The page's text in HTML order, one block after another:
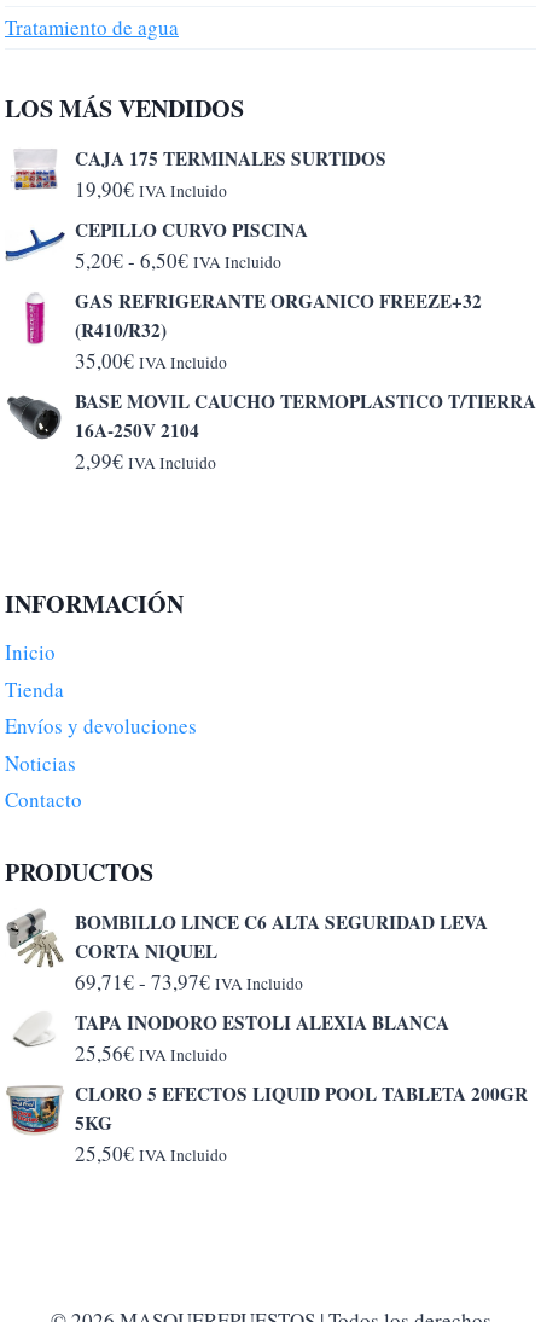
Tratamiento de agua
LOS MÁS VENDIDOS
CAJA 175 TERMINALES SURTIDOS
19,90€ IVA Incluido
CEPILLO CURVO PISCINA
5,20€- 6,50€Rango
de
desde
5,20€
hasta
6,50€
IVA Incluido
GAS REFRIGERANTE ORGANICO FREEZE+32
(R410/R32)
35,00€ IVA Incluido
BASE MOVIL CAUCHO TERMOPLASTICO T/TIERRA
16A-250V 2104
2,99€ IVA Incluido
INFORMACIÓN
Inicio
Tienda
Envíos y devoluciones
Noticias
Contacto
PRODUCTOS
BOMBILLO LINCE C6 ALTA SEGURIDAD LEVA
CORTA NIQUEL
69,71€- 73,97€Rango
de
precios:
hasta
IVA Incluido
TAPA INODORO ESTOLI ALEXIA BLANCA
25,56€ IVA Incluido
CLORO 5 EFECTOS LIQUID POOL TABLETA 200GR
5KG
25,50€ IVA Incluido